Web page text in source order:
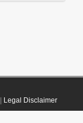
Legal Disclaimer